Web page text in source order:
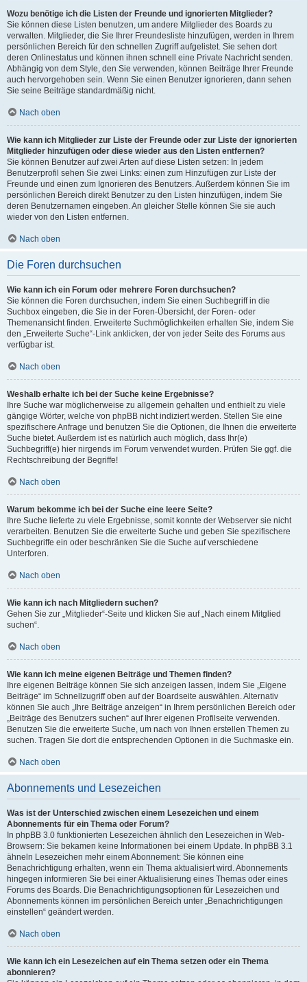
Wozu benötige ich die Listen der Freunde und ignorierten Mitglieder?
Sie können diese Listen benutzen, um andere Mitglieder des Boards zu
verwalten. Mitglieder, die Sie Ihrer Freundesliste hinzufügen, werden in Ihrem
persönlichen Bereich für den schnellen Zugriff aufgelistet. Sie sehen dort
deren Onlinestatus und können ihnen schnell eine Private Nachricht senden.
Abhängig von dem Style, den Sie verwenden, können Beiträge Ihrer Freunde
auch hervorgehoben sein. Wenn Sie einen Benutzer ignorieren, dann sehen
Sie seine Beiträge standardmäßig nicht.
Nach oben
Wie kann ich Mitglieder zur Liste der Freunde oder zur Liste der ignorierten
Mitglieder hinzufügen oder diese wieder aus den Listen entfernen?
Sie können Benutzer auf zwei Arten auf diese Listen setzen: In jedem
Benutzerprofil sehen Sie zwei Links: einen zum Hinzufügen zur Liste der
Freunde und einen zum Ignorieren des Benutzers. Außerdem können Sie im
persönlichen Bereich direkt Benutzer zu den Listen hinzufügen, indem Sie
deren Benutzernamen eingeben. An gleicher Stelle können Sie sie auch
wieder von den Listen entfernen.
Nach oben
Die Foren durchsuchen
Wie kann ich ein Forum oder mehrere Foren durchsuchen?
Sie können die Foren durchsuchen, indem Sie einen Suchbegriff in die
Suchbox eingeben, die Sie in der Foren-Übersicht, der Foren- oder
Themenansicht finden. Erweiterte Suchmöglichkeiten erhalten Sie, indem Sie
den „Erweiterte Suche“-Link anklicken, der von jeder Seite des Forums aus
verfügbar ist.
Nach oben
Weshalb erhalte ich bei der Suche keine Ergebnisse?
Ihre Suche war möglicherweise zu allgemein gehalten und enthielt zu viele
gängige Wörter, welche von phpBB nicht indiziert werden. Stellen Sie eine
spezifischere Anfrage und benutzen Sie die Optionen, die Ihnen die erweiterte
Suche bietet. Außerdem ist es natürlich auch möglich, dass Ihr(e)
Suchbegriff(e) hier nirgends im Forum verwendet wurden. Prüfen Sie ggf. die
Rechtschreibung der Begriffe!
Nach oben
Warum bekomme ich bei der Suche eine leere Seite?
Ihre Suche lieferte zu viele Ergebnisse, somit konnte der Webserver sie nicht
verarbeiten. Benutzen Sie die erweiterte Suche und geben Sie spezifischere
Suchbegriffe ein oder beschränken Sie die Suche auf verschiedene
Unterforen.
Nach oben
Wie kann ich nach Mitgliedern suchen?
Gehen Sie zur „Mitglieder“-Seite und klicken Sie auf „Nach einem Mitglied
suchen“.
Nach oben
Wie kann ich meine eigenen Beiträge und Themen finden?
Ihre eigenen Beiträge können Sie sich anzeigen lassen, indem Sie „Eigene
Beiträge“ im Schnellzugriff oben auf der Boardseite auswählen. Alternativ
können Sie auch „Ihre Beiträge anzeigen“ in Ihrem persönlichen Bereich oder
„Beiträge des Benutzers suchen“ auf Ihrer eigenen Profilseite verwenden.
Benutzen Sie die erweiterte Suche, um nach von Ihnen erstellen Themen zu
suchen. Tragen Sie dort die entsprechenden Optionen in die Suchmaske ein.
Nach oben
Abonnements und Lesezeichen
Was ist der Unterschied zwischen einem Lesezeichen und einem
Abonnements für ein Thema oder Forum?
In phpBB 3.0 funktionierten Lesezeichen ähnlich den Lesezeichen in Web-
Browsern: Sie bekamen keine Informationen bei einem Update. In phpBB 3.1
ähneln Lesezeichen mehr einem Abonnement: Sie können eine
Benachrichtigung erhalten, wenn ein Thema aktualisiert wird. Abonnements
hingegen informieren Sie bei einer Aktualisierung eines Themas oder eines
Forums des Boards. Die Benachrichtigungsoptionen für Lesezeichen und
Abonnements können im persönlichen Bereich unter „Benachrichtigungen
einstellen“ geändert werden.
Nach oben
Wie kann ich ein Lesezeichen auf ein Thema setzen oder ein Thema
abonnieren?